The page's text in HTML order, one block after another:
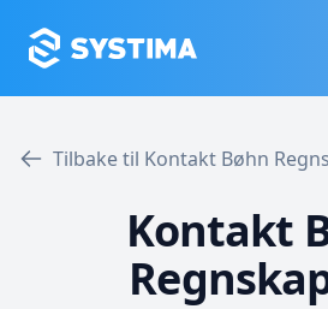
Tilbake til Kontakt Bøhn
Kontakt